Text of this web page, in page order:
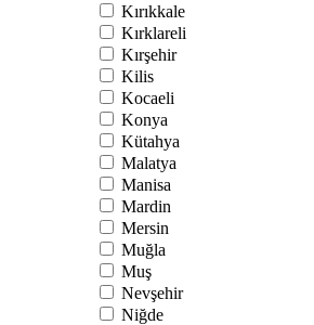
Kırıkkale
Kırklareli
Kırşehir
Kilis
Kocaeli
Konya
Kütahya
Malatya
Manisa
Mardin
Mersin
Muğla
Muş
Nevşehir
Niğde